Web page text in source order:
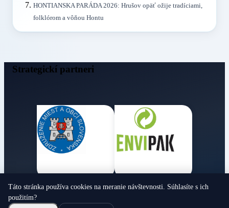
HONTIANSKA PARÁDA 2026: Hrušov opäť ožije tradíciami,
folklórom a vôňou Hontu
Strategickí partneri
Obecné noviny
Táto stránka používa cookies na meranie návštevnosti. Súhlasíte s ich
použitím?